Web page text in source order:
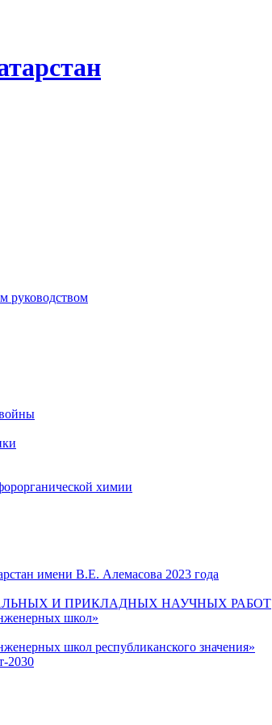
руководством
химии
имени В.Е. Алемасова 2023 года
И ПРИКЛАДНЫХ НАУЧНЫХ РАБОТ
школ»
школ республиканского значения»
2030